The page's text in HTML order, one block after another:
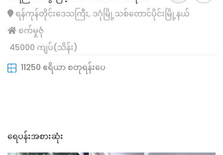
ရန်ကုန်တိုင်းဒေသကြီး, ဒဂုံမြို့သစ်တောင်ပိုင်းမြို့နယ်
စက်မှုဇုံ
45000 ကျပ်(သိန်း)
11250 ဧရိယာ စတုရန်းပေ
ရေပန်းအစားဆုံး